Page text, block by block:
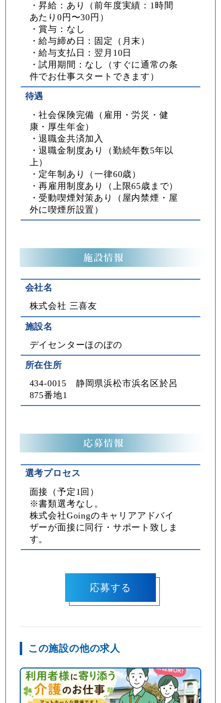
・昇給：あり（前年度実績：1時間
あたり0円〜30円）
・賞与：なし
・給与締め日：固定（月末）
・給与支払日：翌月10日
・試用期間：なし（すぐに通常の条
件でお仕事スタートできます）
待遇
・社会保険完備（雇用・労災・健
康・厚生年金）
・退職金共済加入
・退職金制度あり（勤続年数5年以
上）
・定年制あり（一律60歳）
・再雇用制度あり（上限65歳まで）
・受動喫煙対策あり（屋内禁煙・屋
外に喫煙所設置）
会社名
株式会社 三喜友
施設名
デイセンターほのぼの
所在住所
434-0015 静岡県浜松市浜名区於呂
875番地1
選考プロセス
面接（予定1回）
※書類選考なし。
株式会社Goingのキャリアアドバイ
ザーが面接に同行・サポート致しま
す。
この施設の他の求人